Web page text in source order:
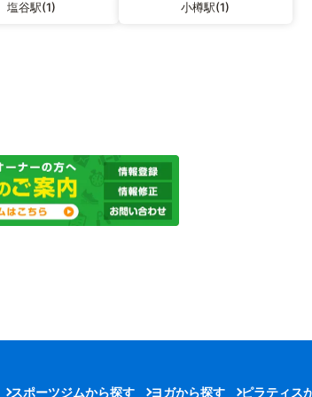
塩谷駅(1) 小樽駅(1)
スポーツジムから探す ヨガから探す ピラティス